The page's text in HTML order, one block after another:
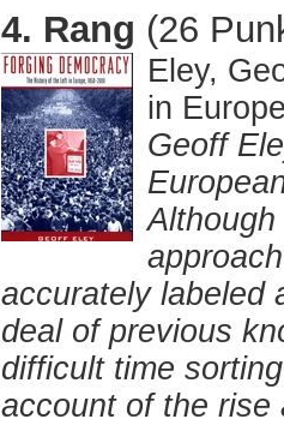
4. Rang (26
Eley,
in
Geoff
accurately labeled
deal of previous
difficult time
account of the rise